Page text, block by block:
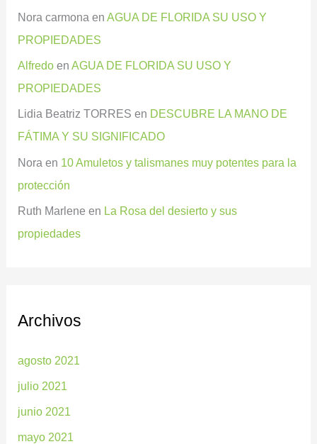
Nora carmona enAGUA DE FLORIDA SU USO Y
PROPIEDADES
Alfredo enAGUA DE FLORIDA SU USO Y
PROPIEDADES
Lidia Beatriz TORRES en DESCUBRE LA MANO DE
FÁTIMA Y SU SIGNIFICADO
Nora en 10 Amuletos y talismanes muy potentes para la
protección
Ruth Marlene en La Rosa del desierto y sus
propiedades
Archivos
agosto 2021
julio 2021
junio 2021
mayo 2021